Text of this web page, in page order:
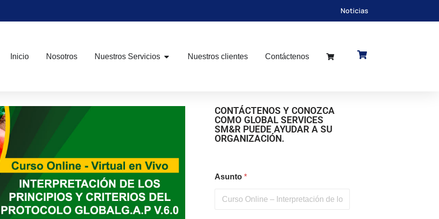
Noticias
Inicio Nosotros Nuestros Servicios Nuestros clientes Contáctenos
CONTÁCTENOS Y CONOZCA
COMO GLOBAL SERVICES
SM&R PUEDE AYUDAR A SU
ORGANIZACIÓN.
Asunto *